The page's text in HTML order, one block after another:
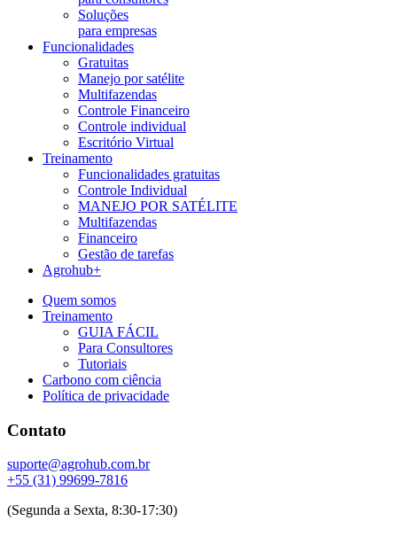
Soluções
para empresas
Funcionalidades
Gratuitas
Manejo por satélite
Multifazendas
Controle Financeiro
Controle individual
Escritório Virtual
Treinamento
Funcionalidades gratuitas
Controle Individual
MANEJO POR SATÉLITE
Multifazendas
Financeiro
Gestão de tarefas
Agrohub+
Quem somos
Treinamento
GUIA FÁCIL
Para Consultores
Tutoriais
Carbono com ciência
Política de privacidade
Contato
suporte@agrohub.com.br
+55 (31) 99699-7816
(Segunda a Sexta, 8:30-17:30)